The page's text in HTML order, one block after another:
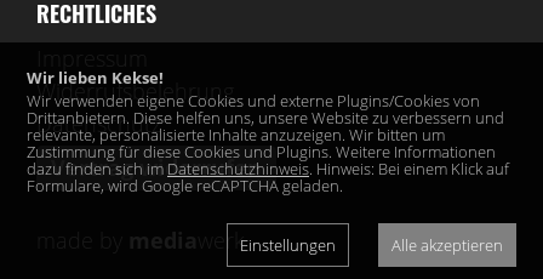
RECHTLICHES
Widerrufsbelehrung
Datenschutz
Vertrag widerrufen
werk
Wir lieben Kekse!
Wir verwenden eigene Cookies und externe Plugins/Cookies von
Drittanbietern. Diese helfen uns, unsere Website zu verbessern und
relevante, personalisierte Inhalte anzuzeigen. Wir bitten um
Zustimmung für diese Cookies und Plugins. Weitere Informationen
dazu finden sich im Datenschutzhinweis. Hinweis: Bei einem Klick auf
Formulare, wird Google reCAPTCHA geladen.
Einstellungen Alle akzeptieren